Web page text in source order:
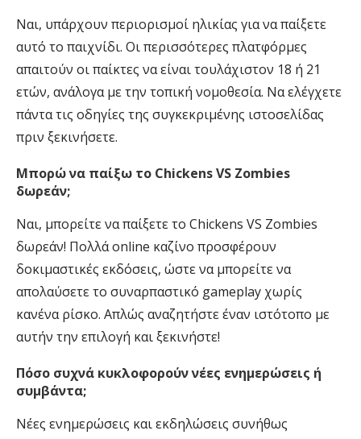
Ναι, υπάρχουν περιορισμοί ηλικίας για να παίξετε
αυτό το παιχνίδι. Οι περισσότερες πλατφόρμες
απαιτούν οι παίκτες να είναι τουλάχιστον 18 ή 21
ετών, ανάλογα με την τοπική νομοθεσία. Να ελέγχετε
πάντα τις οδηγίες της συγκεκριμένης ιστοσελίδας
πριν ξεκινήσετε.
Μπορώ να παίξω το Chickens VS Zombies
δωρεάν;
Ναι, μπορείτε να παίξετε το Chickens VS Zombies
δωρεάν! Πολλά online καζίνο προσφέρουν
δοκιμαστικές εκδόσεις, ώστε να μπορείτε να
απολαύσετε το συναρπαστικό gameplay χωρίς
κανένα ρίσκο. Απλώς αναζητήστε έναν ιστότοπο με
αυτήν την επιλογή και ξεκινήστε!
Πόσο συχνά κυκλοφορούν νέες ενημερώσεις ή
συμβάντα;
Νέες ενημερώσεις και εκδηλώσεις συνήθως